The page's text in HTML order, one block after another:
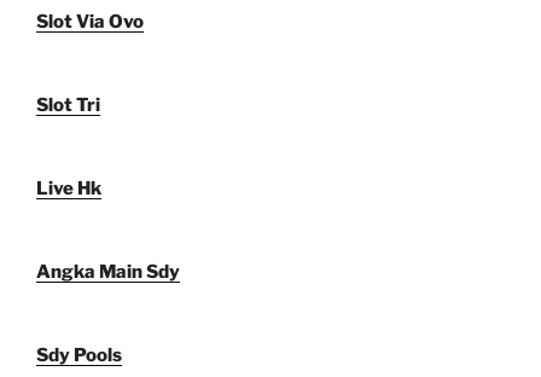
Slot Via Ovo
Slot Tri
Live Hk
Angka Main Sdy
Sdy Pools